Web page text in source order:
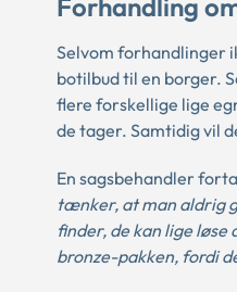
Selvom forhandlinger
botilbud til en borger.
flere forskellige lige
de tager. Samtidig vil
En sagsbehandler
tænker, at man aldrig
finder, de kan lige
bronze-pakken, fordi